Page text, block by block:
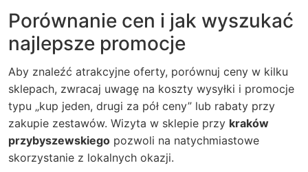
Porównanie cen i jak wyszukać
najlepsze promocje
Aby znaleźć atrakcyjne oferty, porównuj ceny w kilku
sklepach, zwracaj uwagę na koszty wysyłki i promocje
typu „kup jeden, drugi za pół ceny” lub rabaty przy
zakupie zestawów. Wizyta w sklepie przy kraków
przybyszewskiego pozwoli na natychmiastowe
skorzystanie z lokalnych okazji.